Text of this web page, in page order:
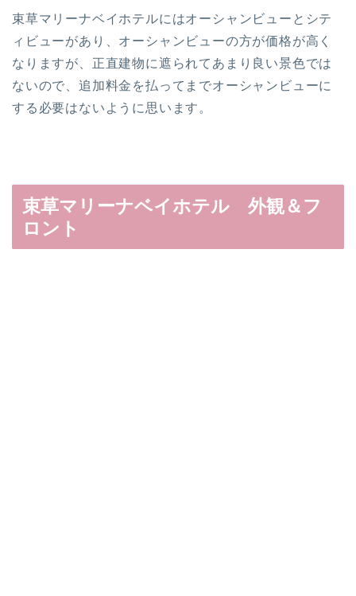
束草マリーナベイホテルにはオーシャンビューとシテ
ィビューがあり、オーシャンビューの方が価格が高く
なりますが、正直建物に遮られてあまり良い景色では
ないので、追加料金を払ってまでオーシャンビューに
する必要はないように思います。
束草マリーナベイホテル 外観＆フ
ロント